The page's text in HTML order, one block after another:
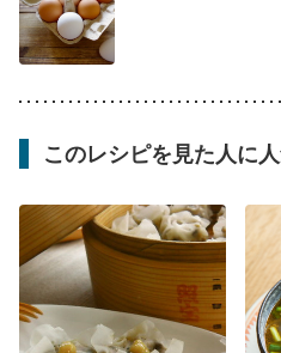
このレシピを見た人に